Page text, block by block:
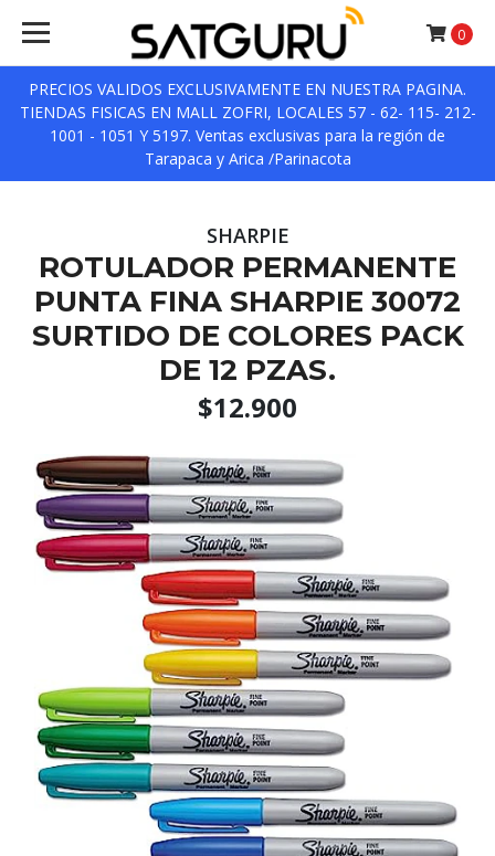
PRECIOS VALIDOS EXCLUSIVAMENTE EN NUESTRA PAGINA.
TIENDAS FISICAS EN MALL ZOFRI, LOCALES 57 - 62- 115- 212-
1001 - 1051 Y 5197. Ventas exclusivas para la región de
Tarapaca y Arica /Parinacota
0
SHARPIE
ROTULADOR PERMANENTE
PUNTA FINA SHARPIE 30072
SURTIDO DE COLORES PACK
DE 12 PZAS.
$12.900